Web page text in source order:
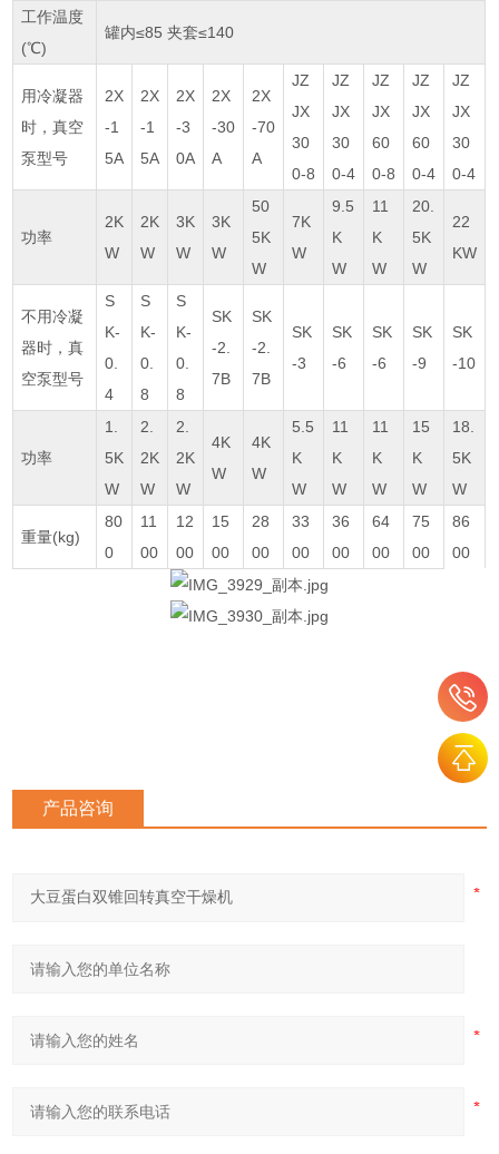
工作温度
(℃)
罐内≤85 夹套≤140
用冷凝器
时，真空
泵型号
2X
-1
5A
2X
-1
5A
2X
-3
0A
2X
-30
A
2X
-70
A
JZ
JX
30
0-8
JZ
JX
30
0-4
JZ
JX
60
0-8
JZ
JX
60
0-4
JZ
JX
30
0-4
功率
2K
W
2K
W
3K
W
3K
W
50
5K
W
7K
W
9.5
K
W
11
K
W
20.
5K
W
22
KW
不用冷凝
器时，真
空泵型号
S
K-
0.
4
S
K-
0.
8
S
K-
0.
8
SK
-2.
7B
SK
-2.
7B
SK
-3
SK
-6
SK
-6
SK
-9
SK
-10
功率
1.
5K
W
2.
2K
W
2.
2K
W
4K
W
4K
W
5.5
K
W
11
K
W
11
K
W
15
K
W
18.
5K
W
重量(kg)
80
0
11
00
12
00
15
00
28
00
33
00
36
00
64
00
75
00
86
00
产品咨询